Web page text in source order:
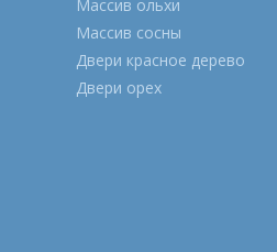
Массив ольхи
Массив сосны
Двери красное дерево
Двери орех